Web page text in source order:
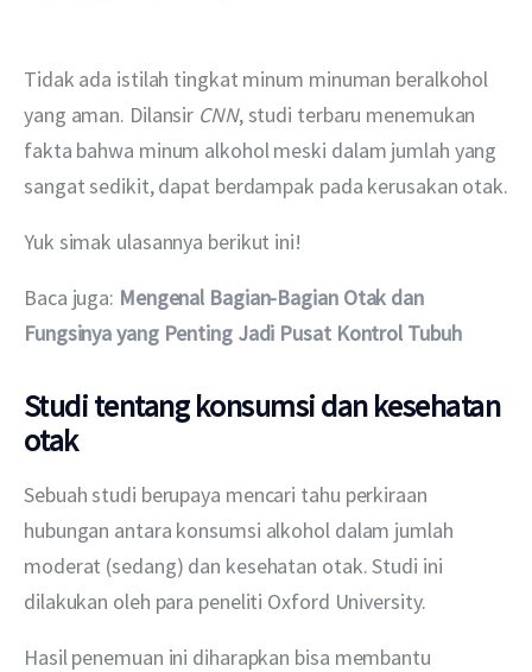
Mengapa Good Doctor
Berita
Layanan
Tidak ada istilah tingkat minum minuman beralkohol
yang aman. Dilansir CNN, studi terbaru menemukan
fakta bahwa minum alkohol meski dalam jumlah yang
sangat sedikit, dapat berdampak pada kerusakan otak.
Yuk simak ulasannya berikut ini!
Baca juga: Mengenal Bagian-Bagian Otak dan
Fungsinya yang Penting Jadi Pusat Kontrol Tubuh
Studi tentang konsumsi dan kesehatan
otak
Sebuah studi berupaya mencari tahu perkiraan
hubungan antara konsumsi alkohol dalam jumlah
moderat (sedang) dan kesehatan otak. Studi ini
dilakukan oleh para peneliti Oxford University.
Hasil penemuan ini diharapkan bisa membantu